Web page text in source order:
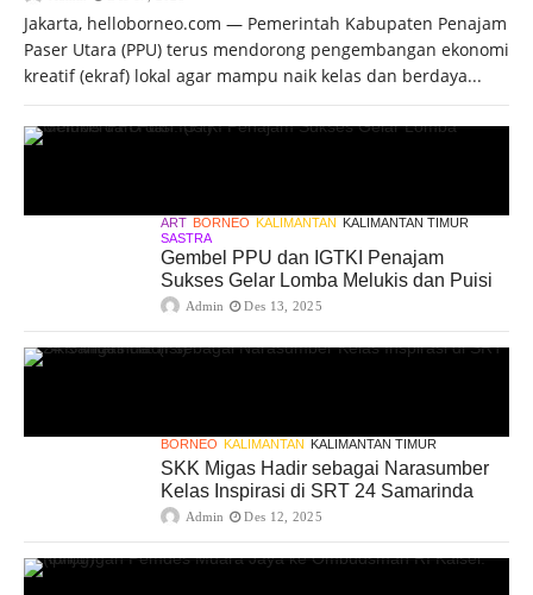
Jakarta, helloborneo.com — Pemerintah Kabupaten Penajam
Paser Utara (PPU) terus mendorong pengembangan ekonomi
kreatif (ekraf) lokal agar mampu naik kelas dan berdaya...
ART BORNEO KALIMANTAN KALIMANTAN TIMUR
SASTRA
Gembel PPU dan IGTKI Penajam
Sukses Gelar Lomba Melukis dan Puisi
Admin Des 13, 2025
BORNEO KALIMANTAN KALIMANTAN TIMUR
SKK Migas Hadir sebagai Narasumber
Kelas Inspirasi di SRT 24 Samarinda
Admin Des 12, 2025